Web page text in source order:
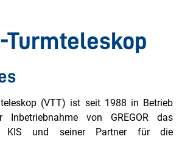
Turmteleskop
(VTT) ist seit 1988 in Betrieb
von GREGOR das
KIS und seiner Partner für die